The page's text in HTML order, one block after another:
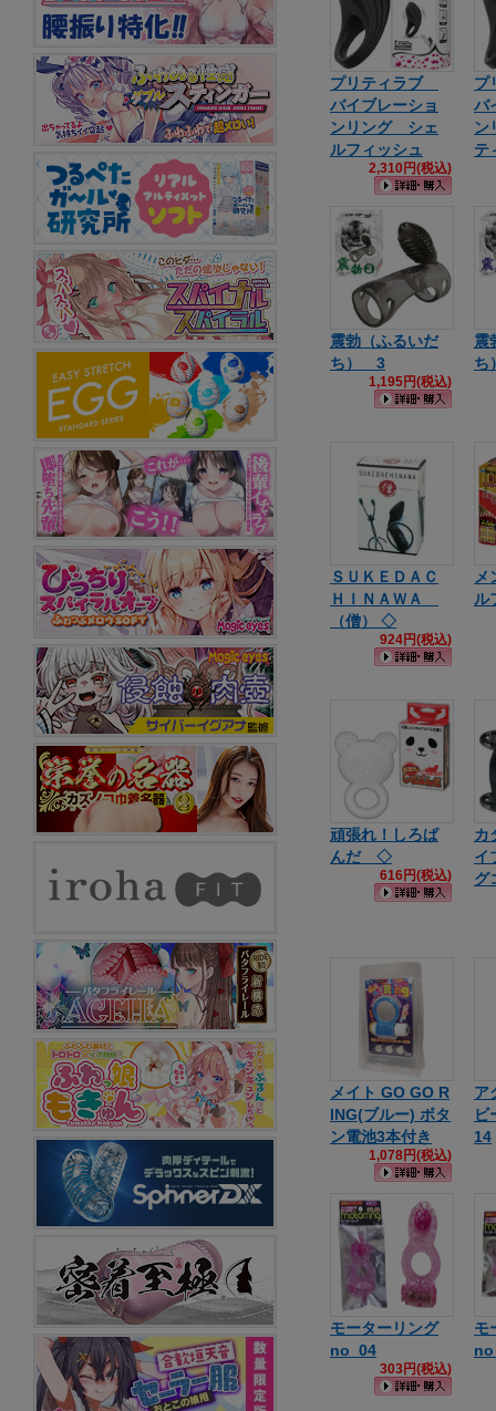
プリティラブ
バイブレーショ
ンリング シェ
ルフィッシュ
2,310円(税込)
プ
バ
ン
テ
震勃（ふるいだ
ち） 3
1,195円(税込)
震
ＳＵＫＥＤＡＣ
ＨＩＮＡＷＡ
（僧） ◇
924円(税込)
メ
ル
頑張れ！しろぱ
んだ ◇
616円(税込)
カ
イ
グ
メイト GO GO R
ING(ブルー) ボタ
ン電池3本付き
1,078円(税込)
ア
ビ
14
モーターリング
no_04
303円(税込)
モ